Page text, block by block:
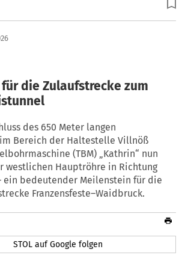
die Zulaufstrecke zum
des 650 Meter langen
Bereich der Haltestelle Villnöß
(TBM) „Kathrin“ nun
westlichen Hauptröhre in Richtung
ein bedeutender Meilenstein für die
Franzensfeste–Waidbruck.
STOL auf Google folgen